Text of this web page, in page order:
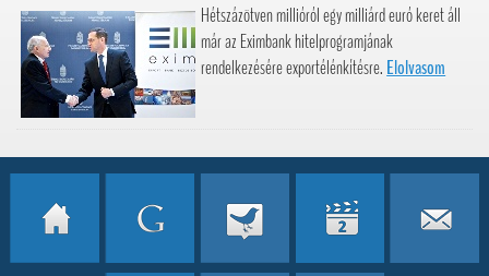
Hétszázötven millióról egy milliárd euró keret áll
már az Eximbank hitelprogramjának
rendelkezésére exportélénkítésre. Elolvasom